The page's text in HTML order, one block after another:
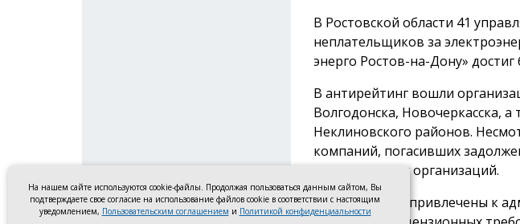
В Ростовской области 41
неплательщиков за
энерго Ростов-на-Дону» достиг
В антирейтинг вошли
Волгодонска, Новочеркасска, а
Неклиновского районов.
компаний, погасивших
вошли 7 новых организаций.
Три компании привлечены к
На нашем сайте используются cookie-файлы. Продолжая пользоваться данным сайтом, Вы
подтверждаете свое согласие на использование файлов cookie в соответствии с настоящим
уведомлением, Пользовательским соглашением и Политикой конфиденциальности